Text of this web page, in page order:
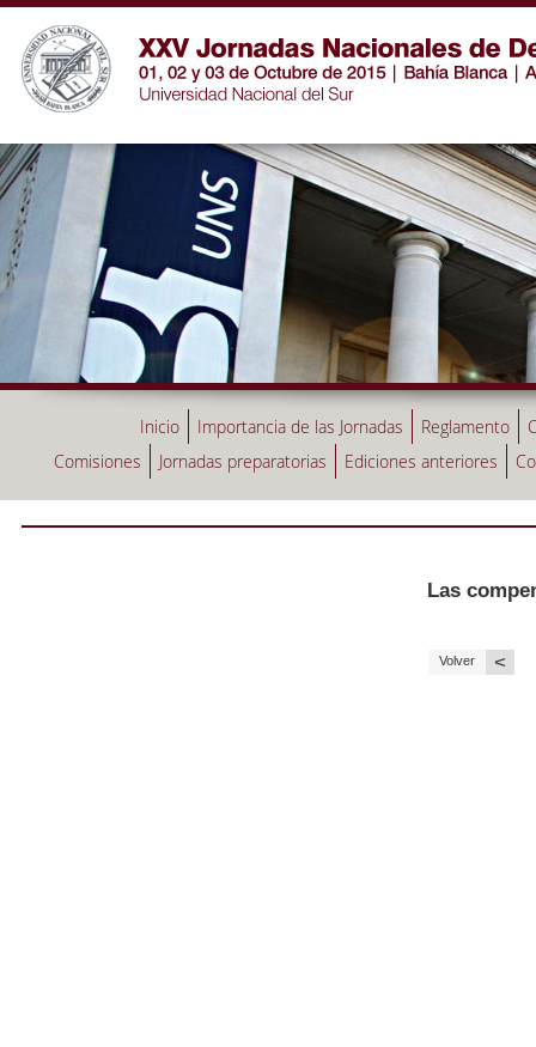
Inicio Importancia de las Jornadas Reglamento
Comisiones
Jornadas preparatorias Ediciones anteriores
Las
Volver <